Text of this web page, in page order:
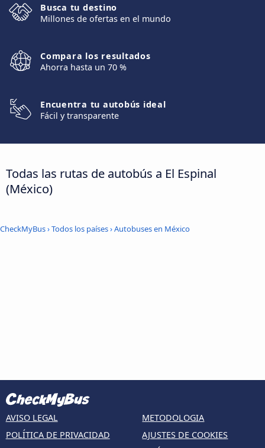
Busca tu destino
Millones de ofertas en el mundo
Compara los resultados
Ahorra hasta un 70 %
Encuentra tu autobús ideal
Fácil y transparente
Todas las rutas de autobús a El Espinal
(México)
CheckMyBus›Todos los países›Autobuses en México
AVISO LEGAL
POLÍTICA DE PRIVACIDAD
METODOLOGIA
AJUSTES DE COOKIES